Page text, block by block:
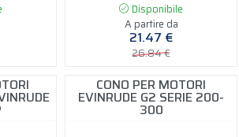
Disponibile
A partire da
21.47 €
26.84 €
CONO PER MOTORI
EVINRUDE G2 SERIE 200-
300